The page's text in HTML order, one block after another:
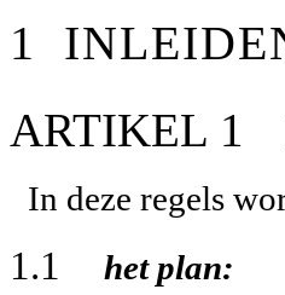
1
ARTIKEL 1
In deze regels
1.1
het plan: